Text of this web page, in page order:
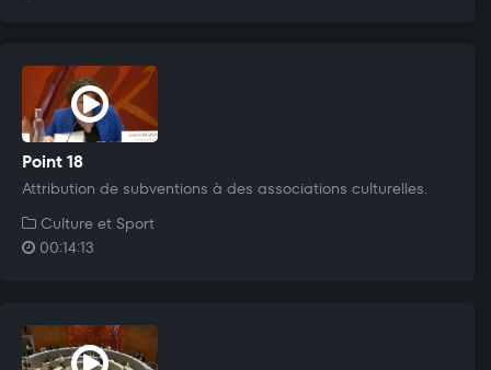
Point 18
Attribution de subventions à des associations culturelles.
Culture et Sport
00:14:13